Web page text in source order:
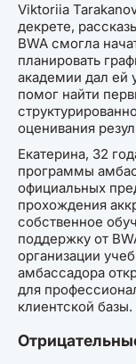
Viktoriia
декрете,
BWA смогла
планировать
академии дал ей
помог найти
оценивания
Екатерина, 32
программы
официальных
прохождения
собственное
поддержку от
организации
амбассадора
для
клиентской базы.